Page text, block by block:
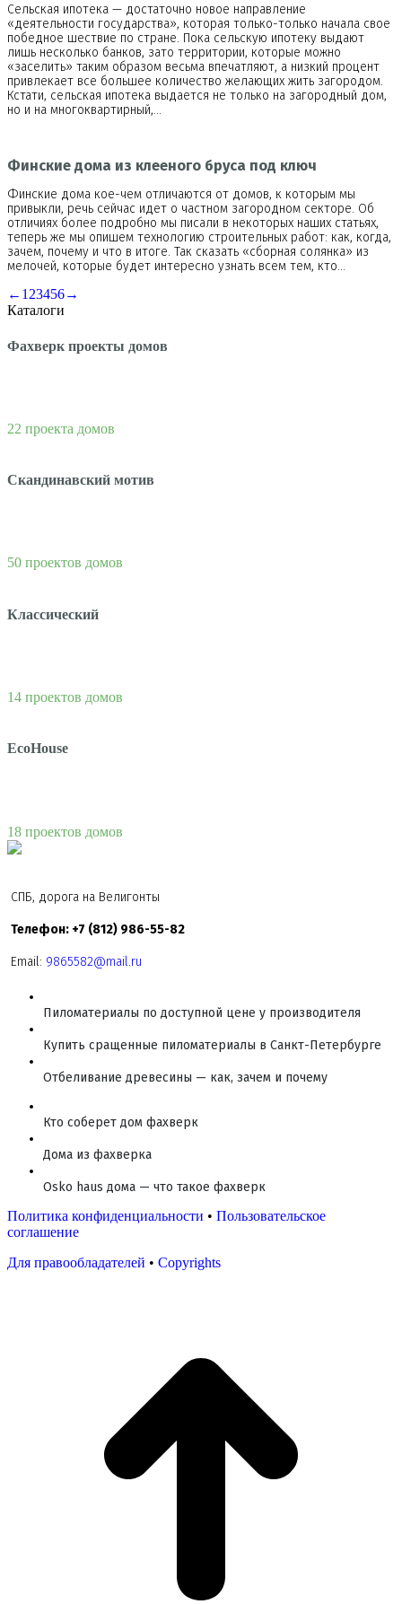
Сельская ипотека — достаточно новое направление
«деятельности государства», которая только-только начала свое
победное шествие по стране. Пока сельскую ипотеку выдают
лишь несколько банков, зато территории, которые можно
«заселить» таким образом весьма впечатляют, а низкий процент
привлекает все большее количество желающих жить загородом.
Кстати, сельская ипотека выдается не только на загородный дом,
но и на многоквартирный,…
Финские дома из клееного бруса под ключ
Финские дома кое-чем отличаются от домов, к которым мы
привыкли, речь сейчас идет о частном загородном секторе. Об
отличиях более подробно мы писали в некоторых наших статьях,
теперь же мы опишем технологию строительных работ: как, когда,
зачем, почему и что в итоге. Так сказать «сборная солянка» из
мелочей, которые будет интересно узнать всем тем, кто…
← 1 23456→
Каталоги
Фахверк проекты домов
22 проекта домов
Скандинавский мотив
50 проектов домов
Классический
14 проектов домов
EcoHouse
18 проектов домов
СПБ, дорога на Велигонты
Телефон: +7 (812) 986-55-82
Email: 9865582@mail.ru
Пиломатериалы по доступной цене у производителя
Купить сращенные пиломатериалы в Санкт-Петербурге
Отбеливание древесины — как, зачем и почему
Кто соберет дом фахверк
Дома из фахверка
Osko haus дома — что такое фахверк
Политика конфиденциальности • Пользовательское
соглашение
Для правообладателей • Copyrights